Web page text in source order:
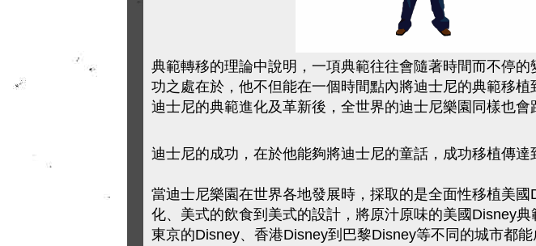
典範轉移的理論中說明，一項典範往往會隨著時間而不停
功之處在於，他不但能在一個時間點內將迪士尼的典範移
迪士尼的典範進化及革新後，全世界的迪士尼樂園同樣也會
迪士尼的成功，在於他能夠將迪士尼的童話，成功移植傳達
當迪士尼樂園在世界各地發展時，採取的是全面性移植美
化、美式的飲食到美式的設計，將原汁原味的美國Disney
東京的Disney、香港Disney到巴黎Disney等不同的城市都能